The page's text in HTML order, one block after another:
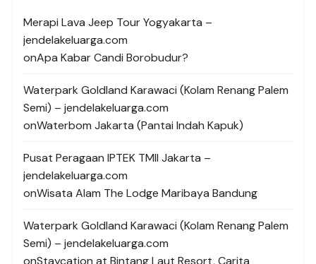
Merapi Lava Jeep Tour Yogyakarta –
jendelakeluarga.com
onApa Kabar Candi Borobudur?
Waterpark Goldland Karawaci (Kolam Renang Palem
Semi) – jendelakeluarga.com
onWaterbom Jakarta (Pantai Indah Kapuk)
Pusat Peragaan IPTEK TMII Jakarta –
jendelakeluarga.com
onWisata Alam The Lodge Maribaya Bandung
Waterpark Goldland Karawaci (Kolam Renang Palem
Semi) – jendelakeluarga.com
onStaycation at Bintang Laut Resort, Carita